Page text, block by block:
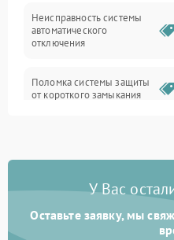
Механика
Корпус/Герметичность
Неисправность системы
автоматического
отключения
Поломка системы защиты
от короткого замыкания
Неисправность системы
перенапряжения
У Вас
Оставьте заявку, мы